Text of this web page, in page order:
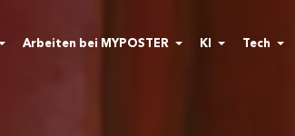
Arbeiten bei MYPOSTER KI Tech